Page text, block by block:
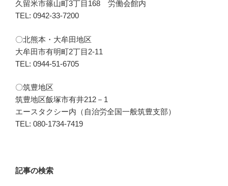
久留米市篠山町3丁目168 労働会館内
TEL: 0942-33-7200
〇北熊本・大牟田地区
大牟田市有明町2丁目2-11
TEL: 0944-51-6705
〇筑豊地区
筑豊地区飯塚市有井212－1
エースタクシー内（自治労全国一般筑豊支部）
TEL: 080-1734-7419
記事の検索